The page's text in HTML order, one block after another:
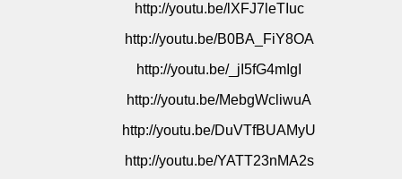
http://youtu.be/lXFJ7leTIuc
http://youtu.be/B0BA_FiY8OA
http://youtu.be/_jI5fG4mIgI
http://youtu.be/MebgWcliwuA
http://youtu.be/DuVTfBUAMyU
http://youtu.be/YATT23nMA2s